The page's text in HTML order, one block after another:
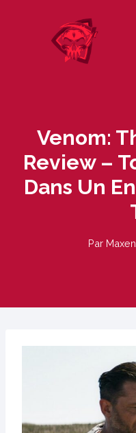
Venom:
Review –
Dans Un
Par